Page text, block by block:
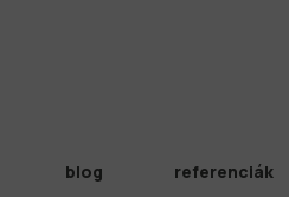
blog referenciák